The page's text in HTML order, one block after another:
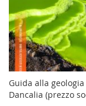
Guida alla
Dancalia (prezzo